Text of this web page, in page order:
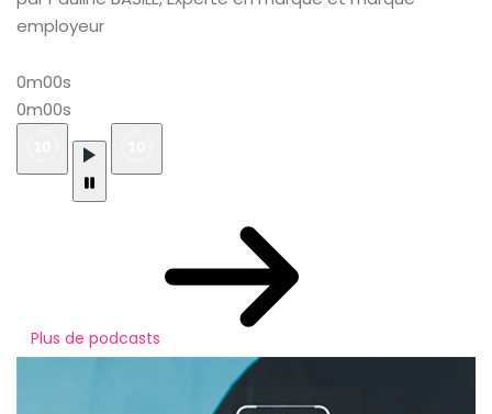
employeur
0m00s
0m00s
Plus de podcasts